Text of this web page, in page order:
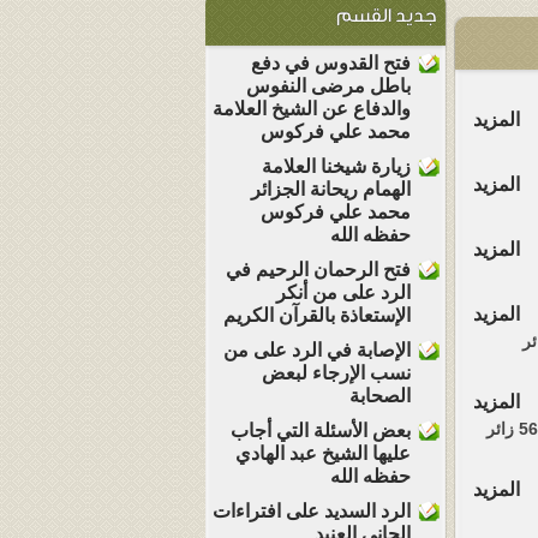
المزيد
المزيد
المزيد
المزيد
المزيد
زائر
المزيد
جديد القسم
فتح القدوس في دفع
باطل مرضى النفوس
والدفاع عن الشيخ العلامة
محمد علي فركوس
زيارة شيخنا العلامة
الهمام ريحانة الجزائر
محمد علي فركوس
حفظه الله
فتح الرحمان الرحيم في
الرد على من أنكر
الإستعاذة بالقرآن الكريم
الإصابة في الرد على من
نسب الإرجاء لبعض
الصحابة
بعض الأسئلة التي أجاب
عليها الشيخ عبد الهادي
حفظه الله
الرد السديد على افتراءات
الجاني العنيد